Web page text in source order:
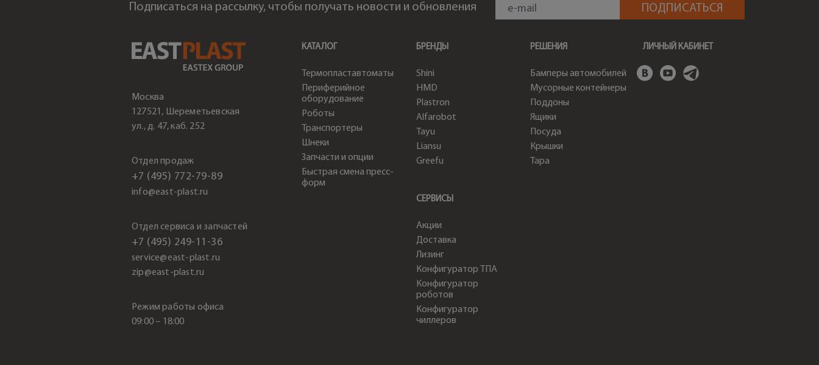
Подписаться на рассылку, чтобы получать новости и обновления
Москва
127521, Шереметьевская
ул., д. 47, каб. 252
Отдел продаж
+7 (495) 772-79-89
info@east-plast.ru
Отдел сервиса и запчастей
+7 (495) 249-11-36
service@east-plast.ru
zip@east-plast.ru
Режим работы офиса
09:00 – 18:00
КАТАЛОГ
Термопластавтоматы
Периферийное
оборудование
Роботы
Транспортеры
Шнеки
Запчасти и опции
Быстрая смена пресс-
форм
БРЕНДЫ
Shini
HMD
Plastron
Alfarobot
Tayu
Liansu
Greefu
СЕРВИСЫ
Акции
Доставка
Лизинг
Конфигуратор ТПА
Конфигуратор
роботов
Конфигуратор
чиллеров
РЕШЕНИЯ
Бамперы автомобилей
Мусорные контейнеры
Поддоны
Ящики
Посуда
Крышки
Тара
ЛИЧНЫЙ КАБИНЕТ